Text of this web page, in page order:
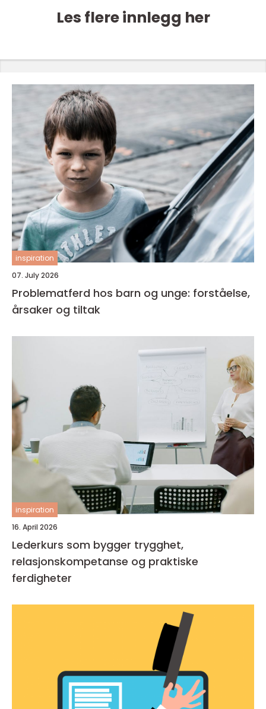
Les flere innlegg her
inspiration
07. July 2026
Problematferd hos barn og unge: forståelse,
årsaker og tiltak
inspiration
16. April 2026
Lederkurs som bygger trygghet,
relasjonskompetanse og praktiske
ferdigheter